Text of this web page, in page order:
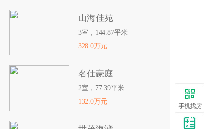
山海佳苑
3室，144.87平米
328.0万元
名仕豪庭
2室，77.39平米
132.0万元